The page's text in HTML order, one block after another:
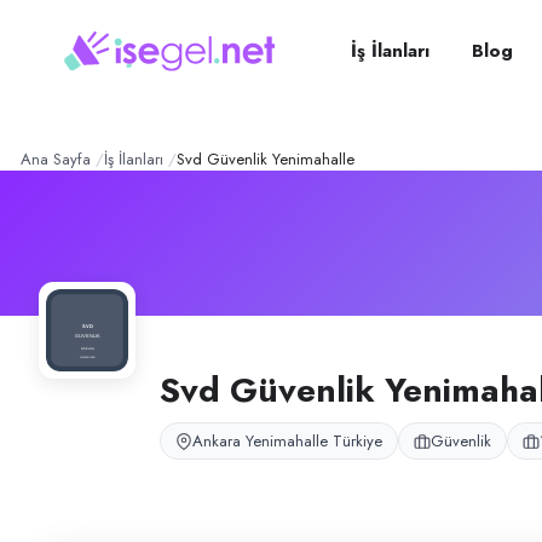
Güvenlik Yenimahalle
SVD Güvenlik Yenimahalle, Ankara Yenimahalle Gimat’ta güvenlik ve
pozisyonlar
Büro Personeli (Bayan)
İş İlanları Blog
Ana Sayfa İş İlanları Svd Güvenlik Yenimahalle
Svd Güvenlik
Ankara Yenimahalle Türkiye Güvenlik